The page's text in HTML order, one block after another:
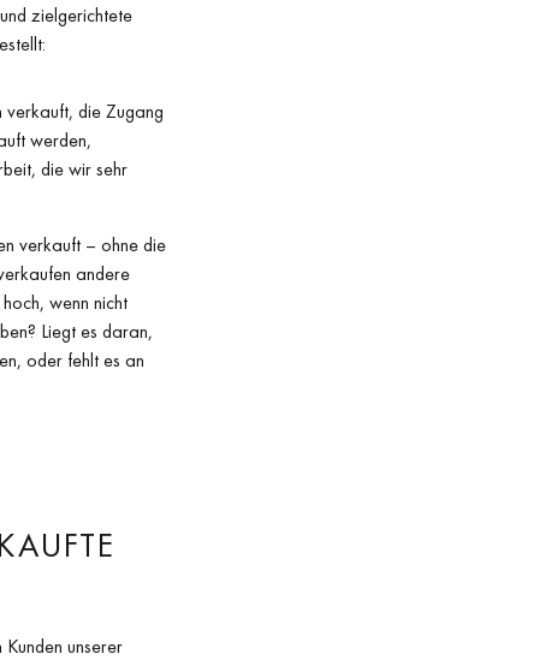
zielgerichtete
verkauft, die Zugang
werden,
die wir sehr
verkauft – ohne die
andere
wenn nicht
Liegt es daran,
oder fehlt es an
unserer